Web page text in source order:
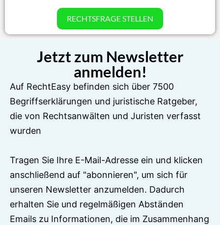
RECHTSFRAGE STELLEN
Jetzt zum Newsletter
anmelden!
Auf RechtEasy befinden sich über 7500
Begriffserklärungen und juristische Ratgeber,
die von Rechtsanwälten und Juristen verfasst
wurden
Tragen Sie Ihre E-Mail-Adresse ein und klicken
anschließend auf "abonnieren", um sich für
unseren Newsletter anzumelden. Dadurch
erhalten Sie und regelmäßigen Abständen
Emails zu Informationen, die im Zusammenhang